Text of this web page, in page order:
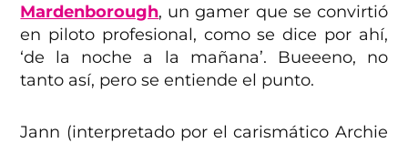
Mardenborough, un gamer que se convirtió
en piloto profesional, como se dice por ahí,
‘de la noche a la mañana’. Bueeeno, no
tanto así, pero se entiende el punto.
Jann (interpretado por el carismático Archie